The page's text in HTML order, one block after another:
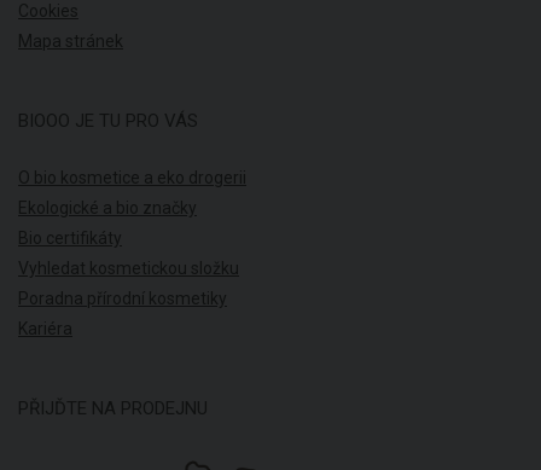
Cookies
Mapa stránek
BIOOO JE TU PRO VÁS
O bio kosmetice a eko drogerii
Ekologické a bio značky
Bio certifikáty
Vyhledat kosmetickou složku
Poradna přírodní kosmetiky
Kariéra
PŘIJĎTE NA PRODEJNU